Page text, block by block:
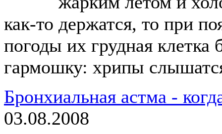
как-то держатся, то при
погоды их грудная клетка
гармошку: хрипы
Бронхиальная астма -
03.08.2008